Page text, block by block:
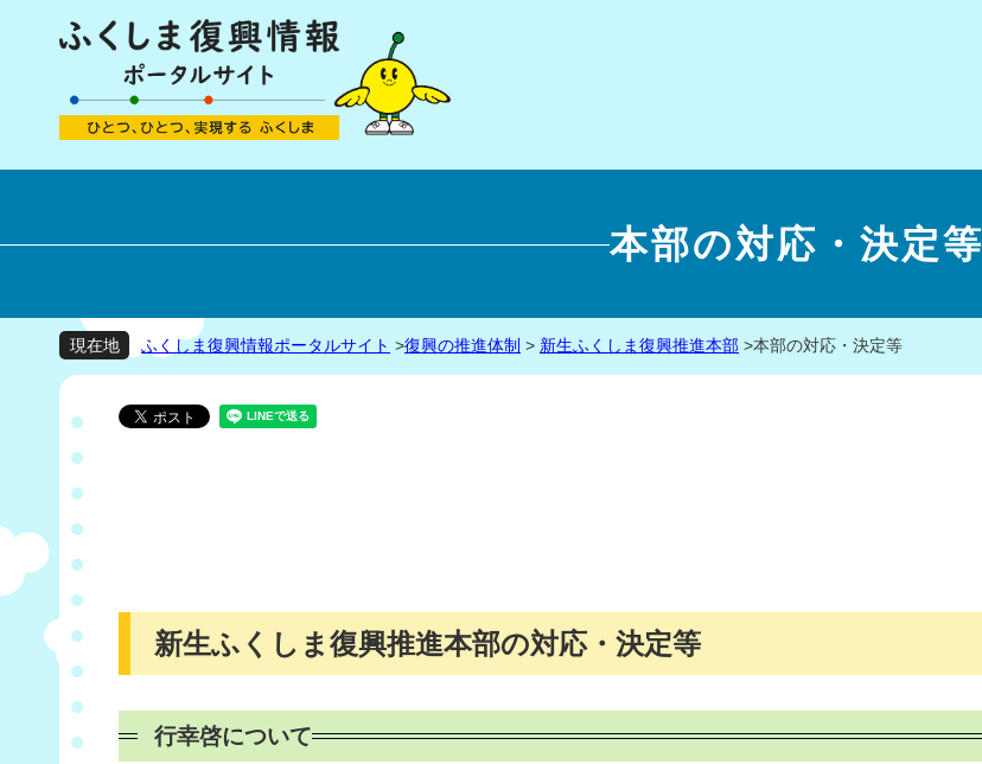
本部の対応・決定等
現在地 ふくしま復興情報ポータルサイト >復興の推進体制 > 新生ふくしま復興推進本部 >本部の対応・決定等
新生ふくしま復興推進本部の対応・決定等
行幸啓について